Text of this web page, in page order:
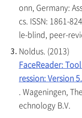
onn, Germany:
cs. ISSN: 1861-
le-blind, peer-
Noldus. (2013)
FaceReader:
ression: Version
. Wageningen,
echnology B.V.